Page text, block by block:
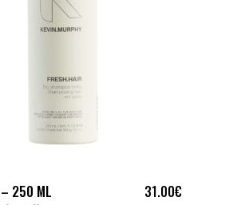
AJOUTER AU PANIER
– 250 ML 31.00€